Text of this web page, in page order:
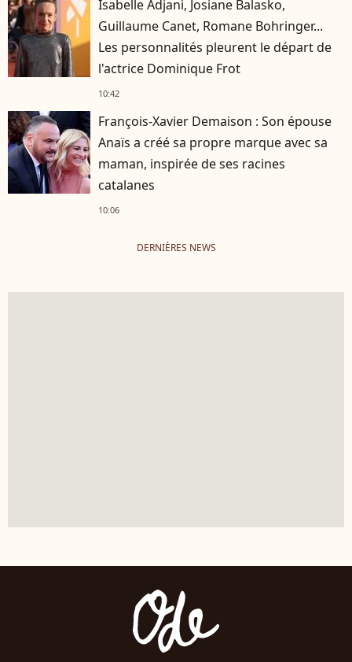
Isabelle Adjani, Josiane Balasko,
Guillaume Canet, Romane Bohringer...
Les personnalités pleurent le départ de
l'actrice Dominique Frot
10:42
François-Xavier Demaison : Son épouse
Anaïs a créé sa propre marque avec sa
maman, inspirée de ses racines
catalanes
10:06
DERNIÈRES NEWS